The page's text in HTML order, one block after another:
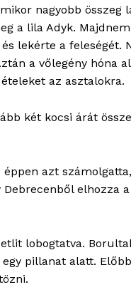
nagyobb
a lila Adyk.
lekérte a feleségét.
a vőlegény hóna
az asztalokra.
két kocsi árát
azt
elhozza
lobogtatva.
pillanat alatt.